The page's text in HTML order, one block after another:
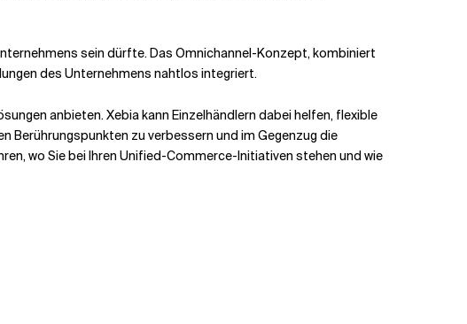
sein dürfte. Das Omnichannel-Konzept, kombiniert
des Unternehmens nahtlos integriert.
anbieten. Xebia kann Einzelhändlern dabei helfen, flexible
Berührungspunkten zu verbessern und im Gegenzug die
wo Sie bei Ihren Unified-Commerce-Initiativen stehen und wie